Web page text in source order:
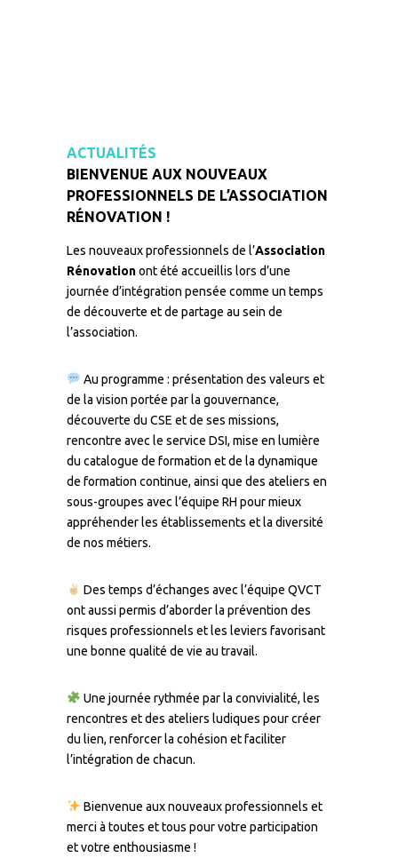
ACTUALITÉS
BIENVENUE AUX NOUVEAUX
PROFESSIONNELS DE L’ASSOCIATION
RÉNOVATION !
Les nouveaux professionnels de l’Association
Rénovationont été accueillis lors d’une
journée d’intégration pensée comme un temps
de découverte et de partage au sein de
l’association.
Au programme : présentation des valeurs et
de la vision portée par la gouvernance,
découverte du CSE et de ses missions,
rencontre avec le service DSI, mise en lumière
du catalogue de formation et de la dynamique
de formation continue, ainsi que des ateliers en
sous-groupes avec l’équipe RH pour mieux
appréhender les établissements et la diversité
de nos métiers.
Des temps d’échanges avec l’équipe QVCT
ont aussi permis d’aborder la prévention des
risques professionnels et les leviers favorisant
une bonne qualité de vie au travail.
Une journée rythmée par la convivialité, les
rencontres et des ateliers ludiques pour créer
du lien, renforcer la cohésion et faciliter
l’intégration de chacun.
Bienvenue aux nouveaux professionnels et
merci à toutes et tous pour votre participation
et votre enthousiasme !